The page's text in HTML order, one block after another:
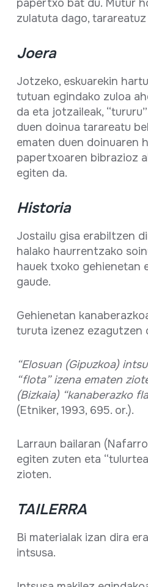
papertxo bat du. Mutur
zulatuta dago,
Joera
Jotzeko, eskuarekin
tutuan egindako zuloa
da eta jotzaileak,
duen doinua tarareatu
ematen duen doinuaren
papertxoaren bibrazioz
egiten da.
Historia
Jostailu gisa erabiltzen
halako haurrentzako
hauek txoko gehienetan
gaude.
Gehienetan
turuta izenez ezagutzen
“Elosuan (Gipuzkoa)
“flota” izena ematen
(Bizkaia) “kanaberazko
(Etniker, 1993, 695. or.).
Larraun bailaran
egiten zuten eta
zioten.
TAILERRA
Bi materialak izan dira
intsusa.